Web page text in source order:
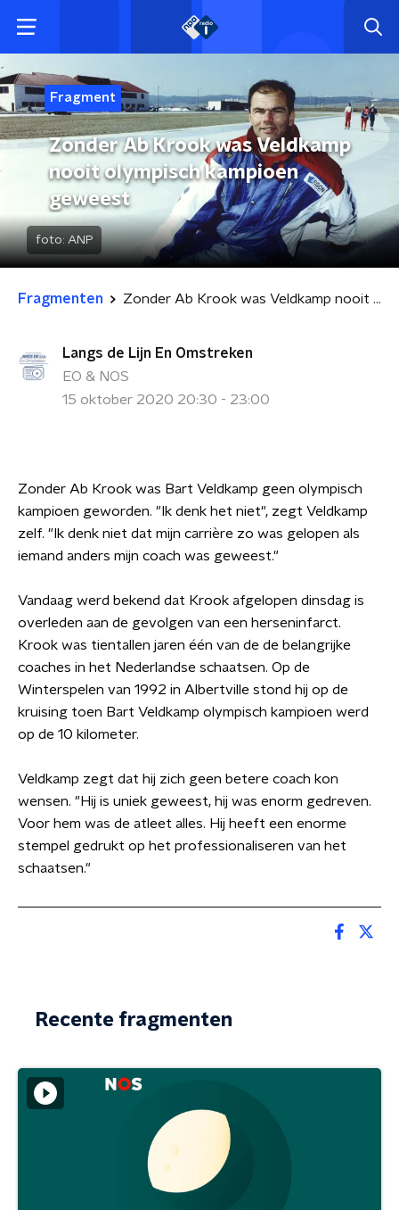
Fragment
Zonder Ab Krook was Veldkamp
nooit olympisch kampioen
geweest
foto: ANP
Fragmenten Zonder Ab Krook was Veldkamp nooit olympisch kampioen geweest
Langs de Lijn En Omstreken
EO & NOS
15 oktober 2020 20:30 - 23:00
Zonder Ab Krook was Bart Veldkamp geen olympisch
kampioen geworden. "Ik denk het niet", zegt Veldkamp
zelf. "Ik denk niet dat mijn carrière zo was gelopen als
iemand anders mijn coach was geweest."
Vandaag werd bekend dat Krook afgelopen dinsdag is
overleden aan de gevolgen van een herseninfarct.
Krook was tientallen jaren één van de de belangrijke
coaches in het Nederlandse schaatsen. Op de
Winterspelen van 1992 in Albertville stond hij op de
kruising toen Bart Veldkamp olympisch kampioen werd
op de 10 kilometer.
Veldkamp zegt dat hij zich geen betere coach kon
wensen. "Hij is uniek geweest, hij was enorm gedreven.
Voor hem was de atleet alles. Hij heeft een enorme
stempel gedrukt op het professionaliseren van het
schaatsen."
Recente fragmenten